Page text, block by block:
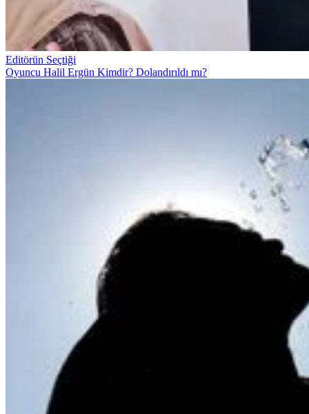
Editörün Seçtiği
Oyuncu Halil Ergün Kimdir? Dolandırıldı mı?